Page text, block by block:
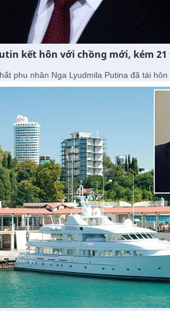
kết hôn với chồng mới, kém
phu nhân Nga Lyudmila Putina đã tái